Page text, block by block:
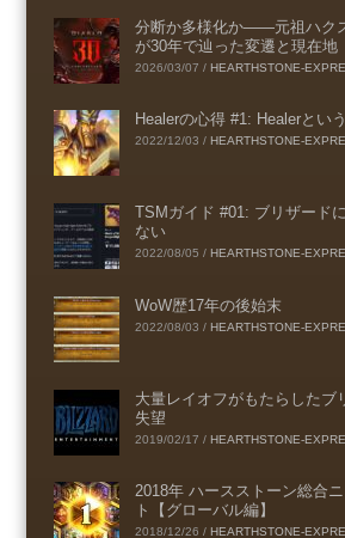
分断か多様化か――元祖ハク
が30年で辿った変遷と現在地
2026/03/07 / HEARTHSTONE-
Healerの心得 #1: Healerとい
2022/12/03 / HEARTHSTONE-
TSMガイド #01: ブリザード
ない
2022/08/05 / HEARTHSTONE-
WoW歴17年の後始末
2022/08/03 / HEARTHSTONE-
大量レイオフがもたらしたブ
失望
2019/02/17 / HEARTHSTONE-
2018年 ハースストーン総合
ト【グローバル編】
2018/12/26 / HEARTHSTONE-